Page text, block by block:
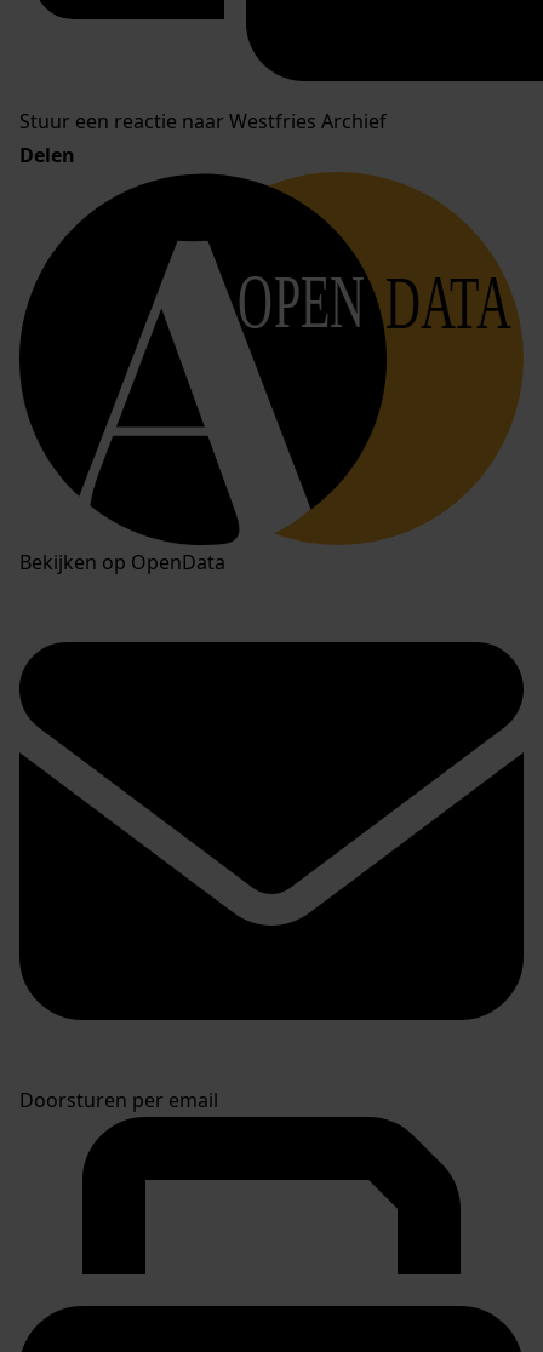
Stuur een reactie naar Westfries Archief
Delen
OPEN DATA
Bekijken op OpenData
Doorsturen per email